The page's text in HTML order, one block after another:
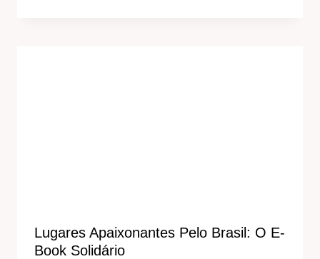
Lugares Apaixonantes Pelo Brasil: O E-
Book Solidário